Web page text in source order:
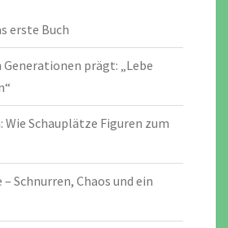
erste Buch
Generationen prägt: „Lebe
Schauplätze Figuren zum
– Schnurren, Chaos und ein